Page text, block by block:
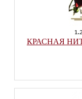
КРАСНАЯ